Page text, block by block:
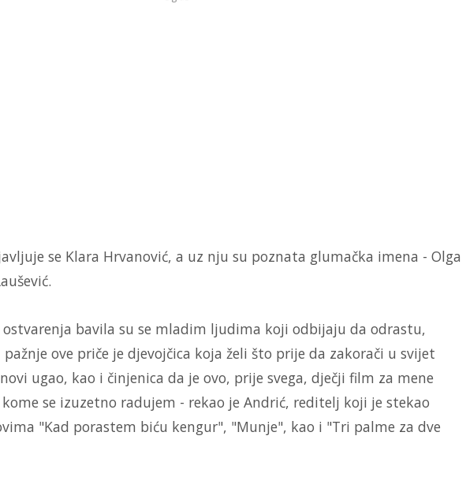
se Klara Hrvanović, a uz nju su poznata glumačka imena - Olga
ostvarenja bavila su se mladim ljudima koji odbijaju da odrastu,
ove priče je djevojčica koja želi što prije da zakorači u svijet
ugao, kao i činjenica da je ovo, prije svega, dječji film za mene
se izuzetno radujem - rekao je Andrić, reditelj koji je stekao
"Kad porastem biću kengur", "Munje", kao i "Tri palme za dve